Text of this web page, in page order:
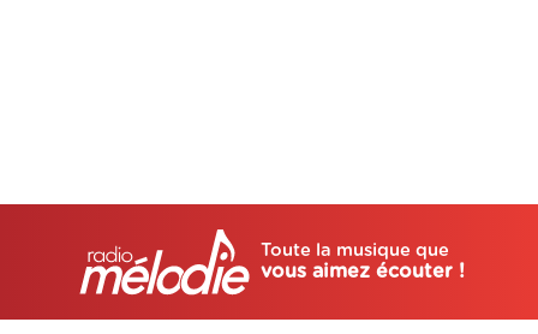
Toute la musique que
vous aimez écouter !